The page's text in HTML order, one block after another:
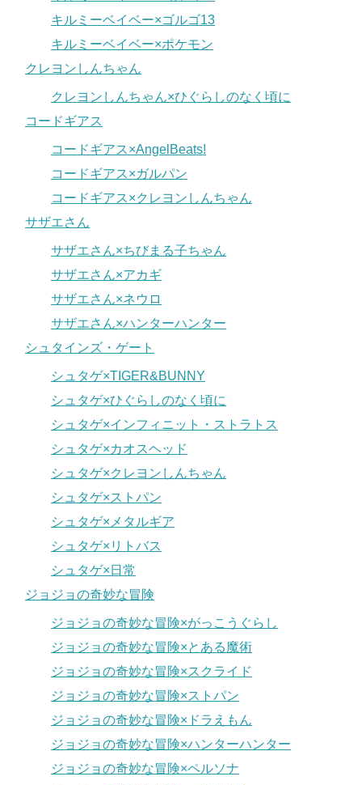
キルミーベイベー×ゴルゴ13
キルミーベイベー×ポケモン
クレヨンしんちゃん
クレヨンしんちゃん×ひぐらしのなく頃に
コードギアス
コードギアス×AngelBeats!
コードギアス×ガルパン
コードギアス×クレヨンしんちゃん
サザエさん
サザエさん×ちびまる子ちゃん
サザエさん×アカギ
サザエさん×ネウロ
サザエさん×ハンターハンター
シュタインズ・ゲート
シュタゲ×TIGER&BUNNY
シュタゲ×ひぐらしのなく頃に
シュタゲ×インフィニット・ストラトス
シュタゲ×カオスヘッド
シュタゲ×クレヨンしんちゃん
シュタゲ×ストパン
シュタゲ×メタルギア
シュタゲ×リトバス
シュタゲ×日常
ジョジョの奇妙な冒険
ジョジョの奇妙な冒険×がっこうぐらし
ジョジョの奇妙な冒険×とある魔術
ジョジョの奇妙な冒険×スクライド
ジョジョの奇妙な冒険×ストパン
ジョジョの奇妙な冒険×ドラえもん
ジョジョの奇妙な冒険×ハンターハンター
ジョジョの奇妙な冒険×ペルソナ